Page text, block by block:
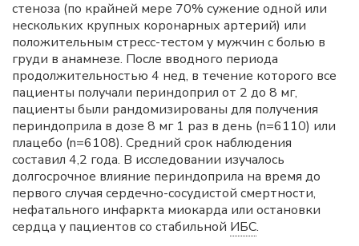
стеноза (по крайней мере 70% сужение одной или
нескольких крупных коронарных артерий) или
положительным стресс-тестом у мужчин с болью в
груди в анамнезе. После вводного периода
продолжительностью 4 нед, в течение которого все
пациенты получали периндоприл от 2 до 8 мг,
пациенты были рандомизированы для получения
периндоприла в дозе 8 мг 1 раз в день (n=6110) или
плацебо (n=6108). Средний срок наблюдения
составил 4,2 года. В исследовании изучалось
долгосрочное влияние периндоприла на время до
первого случая сердечно-сосудистой смертности,
нефатального инфаркта миокарда или остановки
сердца у пациентов со стабильной ИБС.